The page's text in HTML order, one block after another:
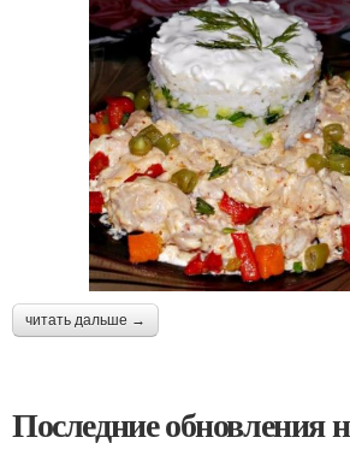
читать дальше →
Последние обновления